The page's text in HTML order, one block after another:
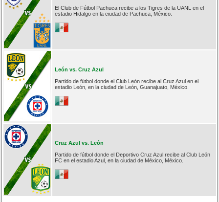
El Club de Fútbol Pachuca recibe a los Tigres de la UANL en el
estadio Hidalgo en la ciudad de Pachuca, México.
León vs. Cruz Azul
Partido de fútbol donde el Club León recibe al Cruz Azul en el
estadio León, en la ciudad de León, Guanajuato, México.
Cruz Azul vs. León
Partido de fútbol donde el Deportivo Cruz Azul recibe al Club León
FC en el estadio Azul, en la ciudad de México, México.